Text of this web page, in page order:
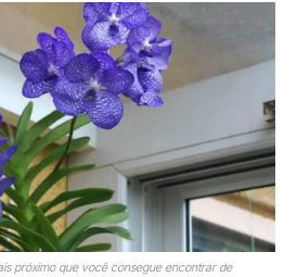
próximo que você consegue encontrar de